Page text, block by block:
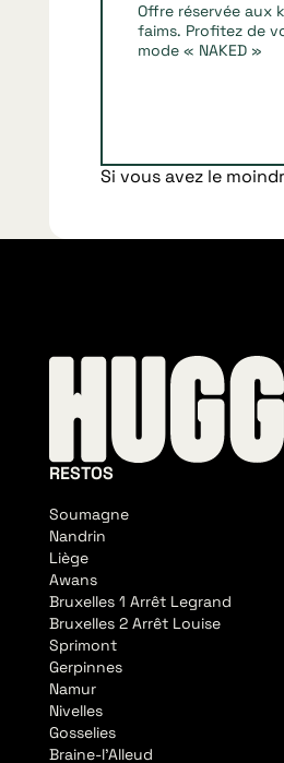
Offre réservée aux
faims. Profitez de
mode « NAKED »
Si vous avez le
RESTOS
Soumagne
Nandrin
Liège
Awans
Bruxelles 1 Arrêt Legrand
Bruxelles 2 Arrêt Louise
Sprimont
Gerpinnes
Namur
Nivelles
Gosselies
Braine-l'Alleud